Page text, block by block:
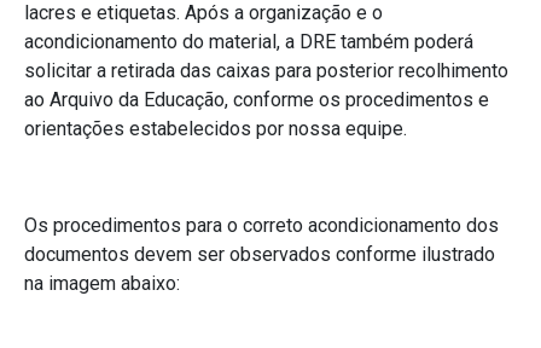
lacres e etiquetas. Após a organização e o
acondicionamento do material, a DRE também poderá
solicitar a retirada das caixas para posterior recolhimento
ao Arquivo da Educação, conforme os procedimentos e
orientações estabelecidos por nossa equipe.
Os procedimentos para o correto acondicionamento dos
documentos devem ser observados conforme ilustrado
na imagem abaixo: